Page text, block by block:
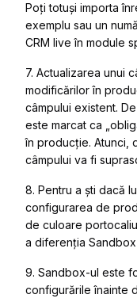
Poți totuși importa
exemplu sau un
CRM live în module
7. Actualizarea unui
modificărilor în
câmpului existent.
este marcat ca
în producție. Atunci,
câmpului va fi
8. Pentru a ști dacă
configurarea de
de culoare
a diferenția
9. Sandbox-ul este
configurările înainte